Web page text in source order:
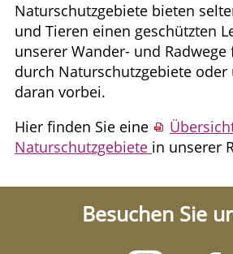
Naturschutzgebiete bieten
und Tieren einen geschützten
unserer Wander- und
durch Naturschutzgebiete
daran vorbei.
Hier finden Sie eine
Naturschutzgebiete in unserer
Besuchen Sie